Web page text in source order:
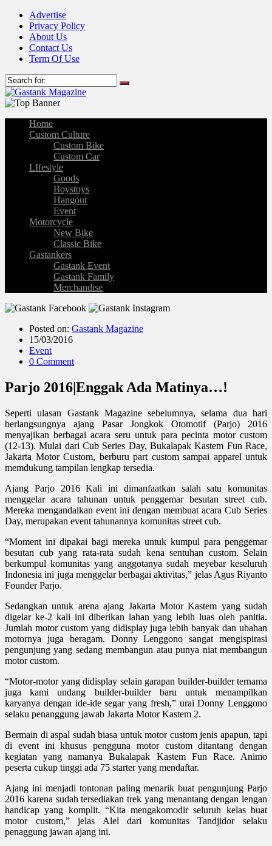
Advertise
Privacy Policy
About Us
Contact Us
Term Of Use
Home
Custom Culture
Custom Bike
Custom Car
LIfestyle
Goods
Boystoys
Hangout
Event
Motorcycle
New Bike
Classic Bike
Gastankers
Gastank Event
Gastank Family
Merchandise
Posted on: Gastank Magazine
15/03/2016
Event
0 Comment
Parjo 2016|Enggak Ada Matinya…!
Seperti ulasan Gastank Magazine sebelumnya, selama dua hari
berlangsungnya ajang Pasar Jongkok Otomotif (Parjo) 2016
menyajikan berbagai acara seru untuk para pecinta motor custom
(12-13). Mulai dari Cub Series Day, Bukalapak Kastem Fun Race,
Jakarta Motor Custom, berburu part custom sampai apparel untuk
memdukung tampilan lengkap tersedia.
Ajang Parjo 2016 Kali ini dimanfaatkan salah satu komunitas
menggelar acara tahunan untuk penggemar besutan street cub.
Mereka mengandalkan event ini dengan membuat acara Cub Series
Day, merupakan event tahunannya komunitas street cub.
“Moment ini dipakai bagi mereka untuk kumpul para penggemar
besutan cub yang rata-rata sudah kena sentuhan custom. Selain
berkumpul komunitas yang anggotanya sudah meyebar keseluruh
Indonesia ini juga menggelar berbagai aktivitas,” jelas Agus Riyanto
Founder Parjo.
Sedangkan untuk arena ajang Jakarta Motor Kastem yang sudah
digelar ke-2 kali ini diberikan lahan yang lebih luas oleh panitia.
Jumlah motor custom yang didisplay juga lebih banyak dan ubahan
motornya juga beragam. Donny Lenggono sangat mengispirasi
pengunjung yang sedang membangun atau punya niat membangun
motor custom.
“Motor-motor yang didisplay selain garapan builder-builder ternama
juga kami undang builder-builder baru untuk menampilkan
karyanya dengan ide-ide segar yang fresh,” urai Donny Lenggono
selaku penanggung jawab Jakarta Motor Kastem 2.
Bermain di aspal sudah biasa untuk motor custom jenis apapun, tapi
di event ini khusus pengguna motor custom ditantang dengan
kegiatan yang namanya Bukalapak Kastem Fun Race. Animo
peserta cukup tinggi ada 75 starter yang mendaftar.
Ajang ini menjadi tontonan paling menarik buat pengunjung Parjo
2016 karena sudah tersediakan trek yang menantang dengan lengan
handicap yang komplit. “Kita mengakomodir seluruh kelas buat
motor custom,” jelas Alel dari komunitas Tandjidor selaku
penaggung jawan ajang ini.